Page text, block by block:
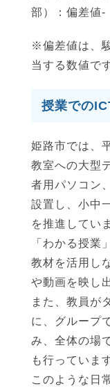
部）：偏差値-
※偏差値は、
当する数値で
授業での
姫路市では、
教室への大型
者用パソコン
設置し、小中
を推進してい
「わかる授業
教材を活用し
や動画を映し
また、教員が
に、グループ
み、全体の場
も行っていま
このような日